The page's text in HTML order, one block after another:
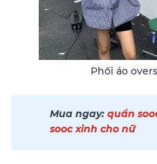
Phối áo
Mua ngay: quần
sooc xinh cho nữ